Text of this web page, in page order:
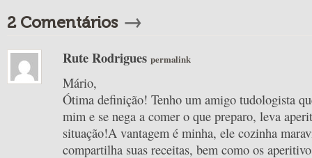
2 Comentários →
Rute Rodrigues permalink
Mário,
Ótima definição! Tenho um amigo tudologista
mim e se nega a comer o que preparo, leva
situação!A vantagem é minha, ele cozinha
compartilha suas receitas, bem como os